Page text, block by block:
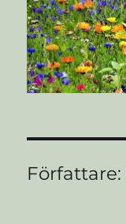
Författare: